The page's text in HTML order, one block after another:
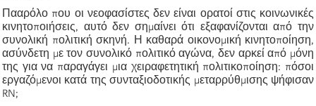
Πααρόλο που οι νεοφασίστες δεν είναι ορατοί στις κοινωνικές
κινητοποιήσεις, αυτό δεν σημαίνει ότι εξαφανίζονται από την
συνολική πολιτική σκηνή. Η καθαρά οικονομική κινητοποίηση,
ασύνδετη με τον συνολικό πολιτικό αγώνα, δεν αρκεί από μόνη
της για να παραγάγει μια χειραφετητική πολιτικοποίηση: πόσοι
εργαζόμενοι κατά της συνταξιοδοτικής μεταρρύθμισης ψήφισαν
RN;